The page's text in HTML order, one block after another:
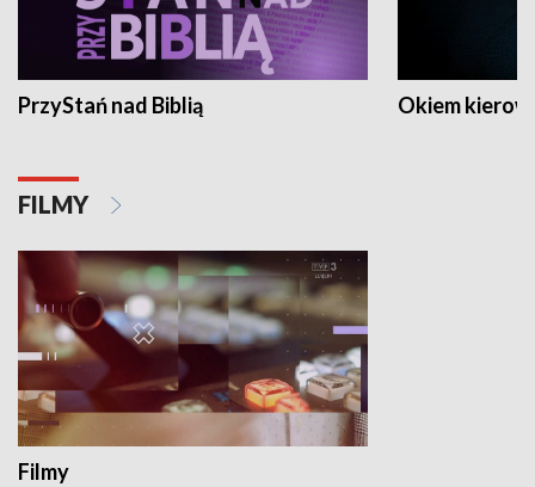
PrzyStań nad Biblią Okiem
FILMY
Filmy